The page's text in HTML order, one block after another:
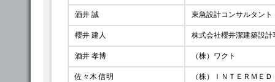
酒井 誠 東急設計コンサルタント
櫻井 建人 株式会社櫻井潔建築設
酒井 孝博 （株）ワクト
佐々木 信明 （株）ＩＮＴＥＲＭＥ